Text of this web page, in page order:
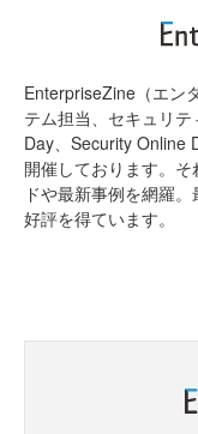
EnterpriseZine（エン
テム担当、セキュリ
Day、Security Online
開催しております。
ドや最新事例を網羅
好評を得ています。